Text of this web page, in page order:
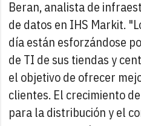
Beran, analista de
de datos en IHS Markit.
día están esforzándose
de TI de sus tiendas y
el objetivo de ofrecer
clientes. El crecimiento
para la distribución y el